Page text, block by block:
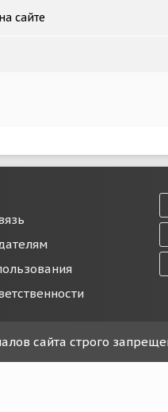
сайте
сайта строго